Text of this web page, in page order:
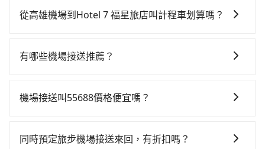
現場購票並於月台排隊的時間約20分鐘，再乘坐42~69
程車，搭上小黃後約花17分鐘、車費300元後，抵達
平均每人花費為1,060元。但如果全程使用tripool並到
卻要額外支出約30元的交通費，所以對於不是這麼趕時
時不需要閉目養神（因為要自己開車），最重要的是你
$115~205承租小轎車，每公里再額外加收$3.2，從高雄
達目的地後多久原路返回），雖已將eTag和可能的每小
車型，如Toyota Yaris、Prius C、Vios這類乘坐體驗較
從高雄機場到Hotel 7 福星旅店叫計程車划算嗎？
灣大車隊、Uber、Line Taxi、Yoxi等。依照里程跳錶計
tripool都是你從高雄機場到Hotel 7 福星旅店的最佳選
有哪些機場接送推薦？
推薦的首選。旅步提供多種車型選擇、透明的價格以及
客。
機場接送叫55688價格便宜嗎？
55688、大都會、Yoxi、Uber等計程車，將乘客送到機
同時預定旅步機場接送來回，有折扣嗎？